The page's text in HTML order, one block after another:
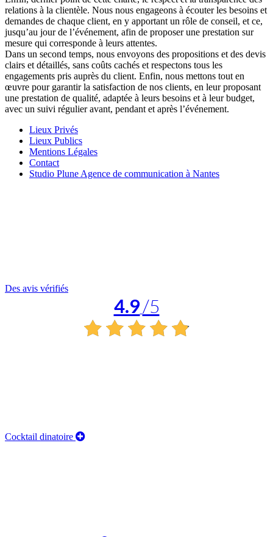
relations à la clientèle. Nous nous engageons à écouter les besoins et
demandes de chaque client, en y apportant un rôle de conseil, et ce,
jusqu’au jour de l’événement, afin de proposer une prestation sur
mesure qui corresponde à leurs attentes.
Dans un second temps, nous envoyons des propositions et des devis
clairs et détaillés, sans coûts cachés et respectons tous les
engagements pris auprès du client. Enfin, nous mettons tout en
œuvre pour garantir la satisfaction de nos clients, en leur proposant
une prestation de qualité, adaptée à leurs besoins et à leur budget,
avec un suivi régulier avant, pendant et après l’événement.
Lieux Privés
Lieux Publics
Mentions Légales
Contact
Studio Plune Agence de communication à Nantes
Des avis vérifiés
4.9/5
Cocktail dinatoire